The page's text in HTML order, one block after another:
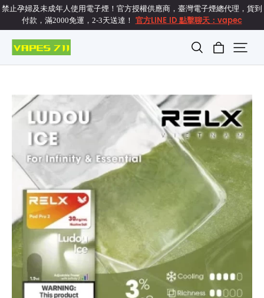
禁止孕婦及未成年人使用電子煙！官方授權供應商，臺灣電子煙總代理，貨到
付款，滿2000免運，2-3天送達！ 官方LINE ID 點擊聊天：vapec